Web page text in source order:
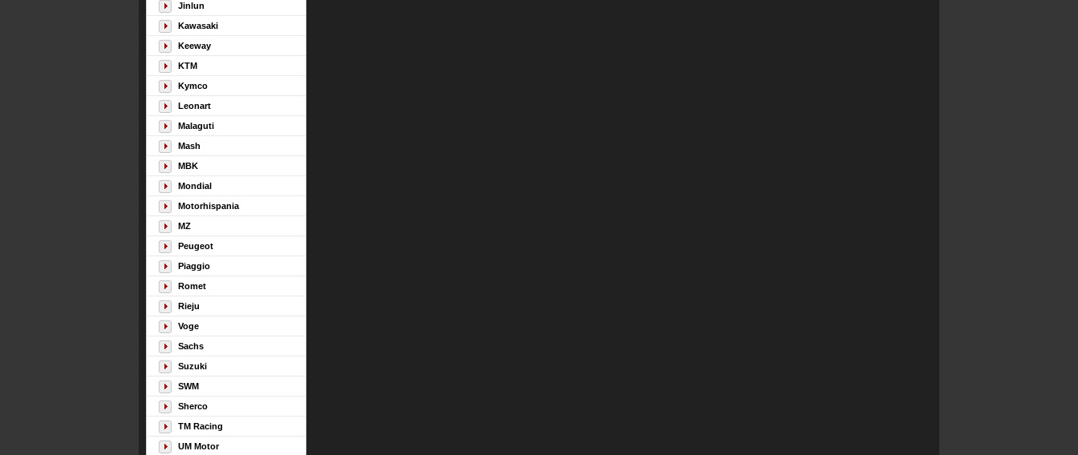
Jinlun
Kawasaki
Keeway
KTM
Kymco
Leonart
Malaguti
Mash
MBK
Mondial
Motorhispania
MZ
Peugeot
Piaggio
Romet
Rieju
Voge
Sachs
Suzuki
SWM
Sherco
TM Racing
UM Motor